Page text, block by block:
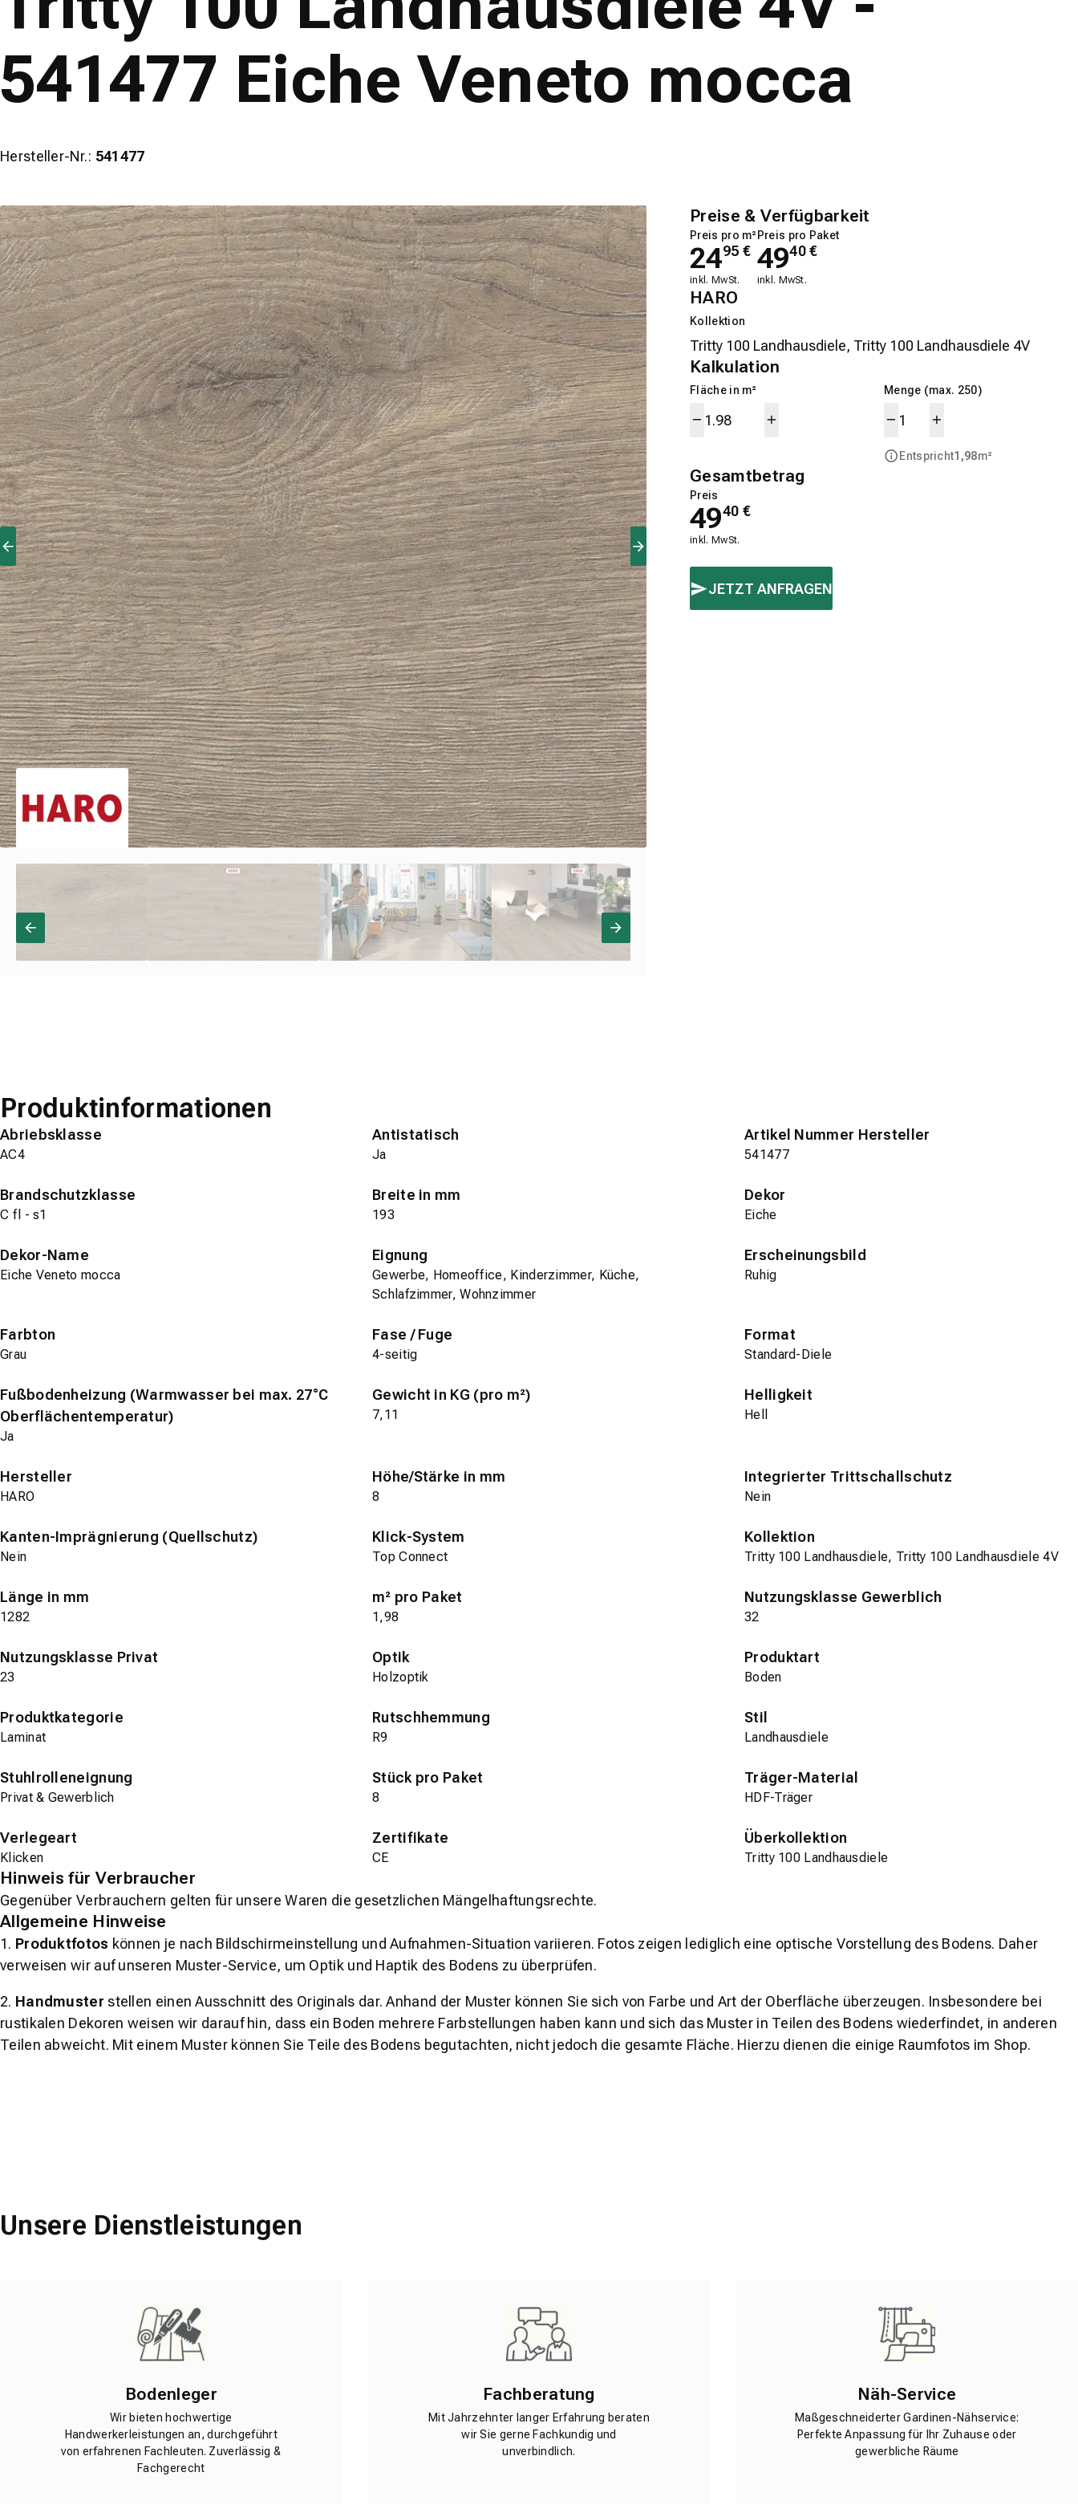
541477 Eiche Veneto mocca
Hersteller-Nr.: 541477
Preise & Verfügbarkeit
Preis pro m²
2495 €
inkl. MwSt.
Preis pro Paket
4940€
inkl. MwSt.
HARO
Kollektion
Kalkulation
Fläche in m² Menge (max. 250)
Entspricht1,98m²
Gesamtbetrag
Preis
4940 €
inkl. MwSt.
JETZT ANFRAGEN
Produktinformationen
Abriebsklasse
AC4
Antistatisch
Ja
Artikel Nummer Hersteller
541477
Brandschutzklasse
C fl - s1
Breite in mm
193
Dekor
Eiche
Dekor-Name
Eiche Veneto mocca
Eignung
Gewerbe, Homeoffice, Kinderzimmer, Küche,
Schlafzimmer, Wohnzimmer
Erscheinungsbild
Ruhig
Farbton
Grau
Fase / Fuge
4-seitig
Format
Standard-Diele
Fußbodenheizung (Warmwasser bei max. 27°C
Oberflächentemperatur)
Ja
Gewicht in KG (pro m²)
7,11
Helligkeit
Hell
Hersteller
HARO
Höhe/Stärke in mm
8
Integrierter Trittschallschutz
Nein
Kanten-Imprägnierung (Quellschutz)
Nein
Klick-System
Top Connect
Kollektion
Tritty 100 Landhausdiele, Tritty 100 Landhausdiele 4V
Länge in mm
1282
m² pro Paket
1,98
Nutzungsklasse Gewerblich
32
Nutzungsklasse Privat
23
Optik
Holzoptik
Produktart
Boden
Produktkategorie
Laminat
Rutschhemmung
R9
Stil
Landhausdiele
Stuhlrolleneignung
Privat & Gewerblich
Stück pro Paket
8
Träger-Material
HDF-Träger
Verlegeart
Klicken
Zertifikate
CE
Überkollektion
Tritty 100 Landhausdiele
Hinweis für Verbraucher
Gegenüber Verbrauchern gelten für unsere Waren die gesetzlichen Mängelhaftungsrechte.
Allgemeine Hinweise
1. Produktfotos können je nach Bildschirmeinstellung und Aufnahmen-Situation variieren. Fotos zeigen lediglich eine optische Vorstellung des Bodens. Daher
verweisen wir auf unseren Muster-Service, um Optik und Haptik des Bodens zu überprüfen.
2. Handmuster stellen einen Ausschnitt des Originals dar. Anhand der Muster können Sie sich von Farbe und Art der Oberfläche überzeugen. Insbesondere bei
rustikalen Dekoren weisen wir darauf hin, dass ein Boden mehrere Farbstellungen haben kann und sich das Muster in Teilen des Bodens wiederfindet, in anderen
Teilen abweicht. Mit einem Muster können Sie Teile des Bodens begutachten, nicht jedoch die gesamte Fläche. Hierzu dienen die einige Raumfotos im Shop.
Unsere Dienstleistungen
Bodenleger
Wir bieten hochwertige
Handwerkerleistungen an, durchgeführt
von erfahrenen Fachleuten. Zuverlässig &
Fachgerecht
Fachberatung
Mit Jahrzehnter langer Erfahrung beraten
wir Sie gerne Fachkundig und
unverbindlich.
Näh-Service
Maßgeschneiderter Gardinen-Nähservice:
Perfekte Anpassung für Ihr Zuhause oder
gewerbliche Räume